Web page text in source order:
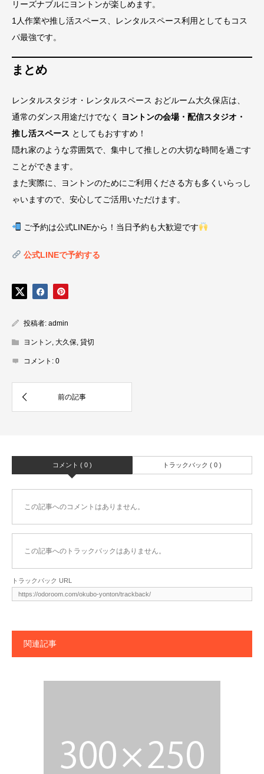
リーズナブルにヨントンが楽しめます。
1人作業や推し活スペース、レンタルスペース利用としてもコス
パ最強です。
まとめ
レンタルスタジオ・レンタルスペース おどルーム大久保店は、
通常のダンス用途だけでなく
ヨントンの会場・配信スタジオ・
推し活スペース としてもおすすめ！
隠れ家のような雰囲気で、集中して推しとの大切な時間を過ごす
ことができます。
また実際に、ヨントンのためにご利用くださる方も多くいらっし
ゃいますので、安心してご活用いただけます。
ご予約は公式LINEから！当日予約も大歓迎です
公式LINEで予約する
投稿者: admin
ヨントン 大久保 貸切
コメント: 0
コメント ( 0 ) トラックバック ( 0 )
この記事へのコメントはありません。
この記事へのトラックバックはありません。
トラックバック URL
関連記事